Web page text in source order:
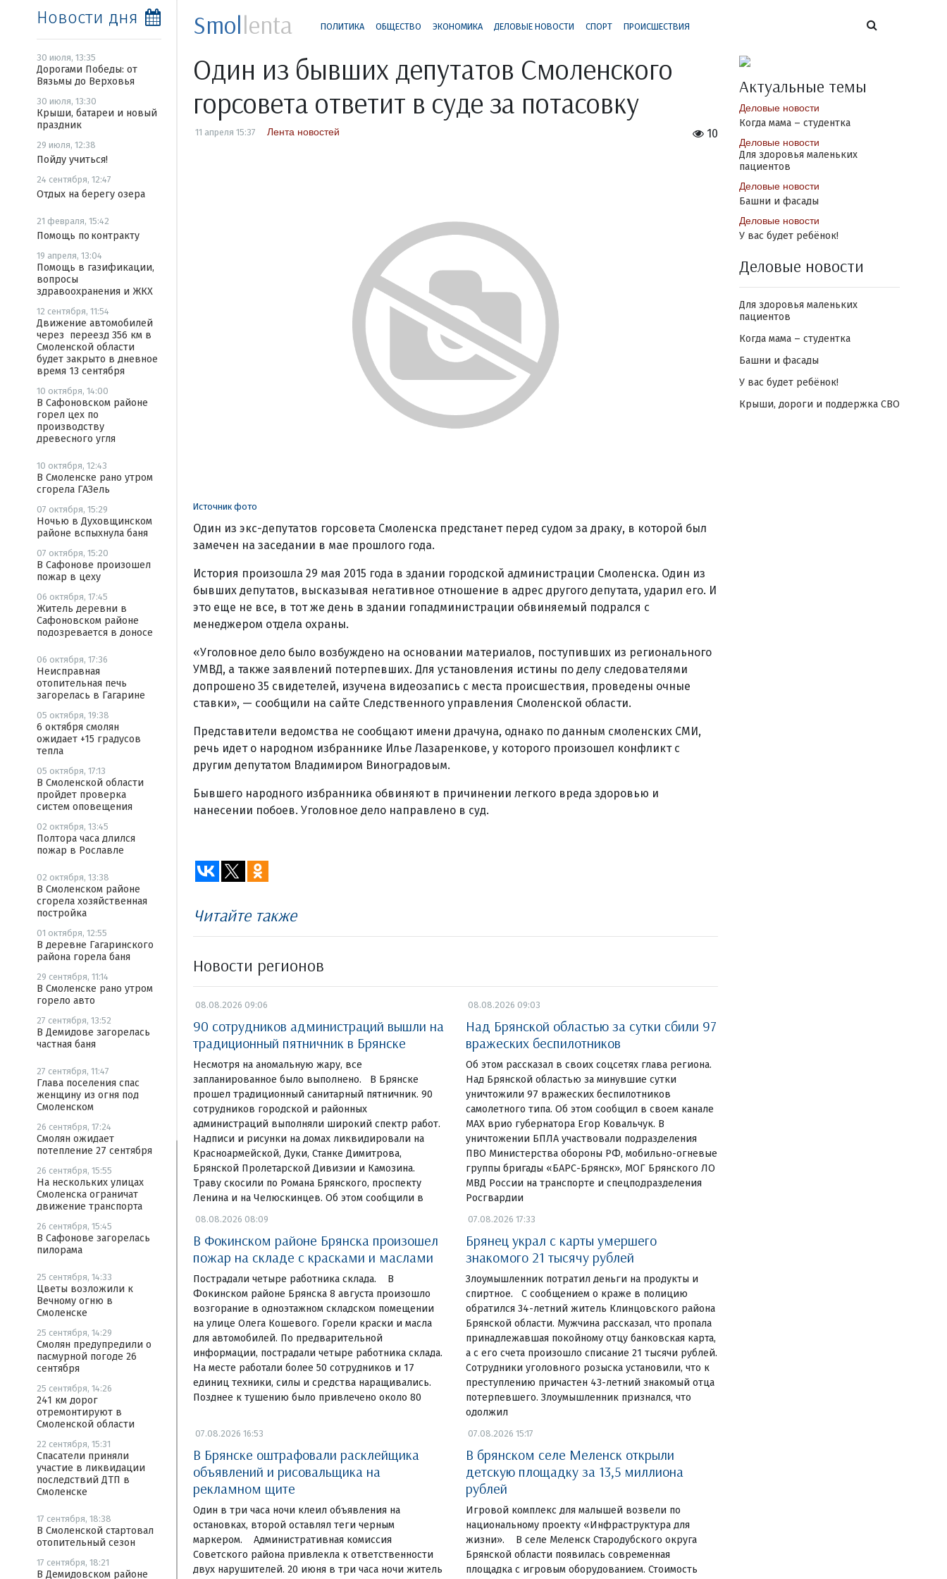
Новости дня
30 июля, 13:35
Дорогами Победы: от
Вязьмы до Верховья
30 июля, 13:30
Крыши, батареи и новый
праздник
29 июля, 12:38
Пойду учиться!
24 сентября, 12:47
Отдых на берегу озера
21 февраля, 15:42
Помощь по контракту
19 апреля, 13:04
Помощь в газификации,
вопросы
здравоохранения и ЖКХ
12 сентября, 11:54
Движение автомобилей
через переезд 356 км в
Смоленской области
будет закрыто в дневное
время 13 сентября
10 октября, 14:00
В Сафоновском районе
горел цех по
производству
древесного угля
10 октября, 12:43
В Смоленске рано утром
сгорела ГАЗель
07 октября, 15:29
Ночью в Духовщинском
районе вспыхнула баня
07 октября, 15:20
В Сафонове произошел
пожар в цеху
06 октября, 17:45
Житель деревни в
Сафоновском районе
подозревается в доносе
06 октября, 17:36
Неисправная
отопительная печь
загорелась в Гагарине
05 октября, 19:38
6 октября смолян
ожидает +15 градусов
тепла
05 октября, 17:13
В Смоленской области
пройдет проверка
систем оповещения
02 октября, 13:45
Полтора часа длился
пожар в Рославле
02 октября, 13:38
В Смоленском районе
сгорела хозяйственная
постройка
01 октября, 12:55
В деревне Гагаринского
района горела баня
29 сентября, 11:14
В Смоленске рано утром
горело авто
27 сентября, 13:52
В Демидове загорелась
частная баня
27 сентября, 11:47
Глава поселения спас
женщину из огня под
Смоленском
26 сентября, 17:24
Смолян ожидает
потепление 27 сентября
26 сентября, 15:55
На нескольких улицах
Смоленска ограничат
движение транспорта
26 сентября, 15:45
В Сафонове загорелась
пилорама
25 сентября, 14:33
Цветы возложили к
Вечному огню в
Смоленске
25 сентября, 14:29
Смолян предупредили о
пасмурной погоде 26
сентября
25 сентября, 14:26
241 км дорог
отремонтируют в
Смоленской области
22 сентября, 15:31
Спасатели приняли
участие в ликвидации
последствий ДТП в
Смоленске
17 сентября, 18:38
В Смоленской стартовал
отопительный сезон
17 сентября, 18:21
В Демидовском районе
Smollenta ПОЛИТИКА ОБЩЕСТВО ЭКОНОМИКА ДЕЛОВЫЕ НОВОСТИ СПОРТ ПРОИСШЕСТВИЯ
Один из бывших депутатов Смоленского
горсовета ответит в суде за потасовку
10
11 апреля 15:37 Лента новостей
Источник фото
Один из экс-депутатов горсовета Смоленска предстанет перед судом за драку, в которой был
замечен на заседании в мае прошлого года.
История произошла 29 мая 2015 года в здании городской администрации Смоленска. Один из
бывших депутатов, высказывая негативное отношение в адрес другого депутата, ударил его. И
это еще не все, в тот же день в здании гопадминистрации обвиняемый подрался с
менеджером отдела охраны.
«Уголовное дело было возбуждено на основании материалов, поступивших из регионального
УМВД, а также заявлений потерпевших. Для установления истины по делу следователями
допрошено 35 свидетелей, изучена видеозапись с места происшествия, проведены очные
ставки», — сообщили на сайте Следственного управления Смоленской области.
Представители ведомства не сообщают имени драчуна, однако по данным смоленских СМИ,
речь идет о народном избраннике Илье Лазаренкове, у которого произошел конфликт с
другим депутатом Владимиром Виноградовым.
Бывшего народного избранника обвиняют в причинении легкого вреда здоровью и
нанесении побоев. Уголовное дело направлено в суд.
Читайте также
Новости регионов
08.08.2026 09:06
90 сотрудников администраций вышли на
традиционный пятничник в Брянске
Несмотря на аномальную жару, все
запланированное было выполнено. В Брянске
прошел традиционный санитарный пятничник. 90
сотрудников городской и районных
администраций выполняли широкий спектр работ.
Надписи и рисунки на домах ликвидировали на
Красноармейской, Дуки, Станке Димитрова,
Брянской Пролетарской Дивизии и Камозина.
Траву скосили по Романа Брянского, проспекту
Ленина и на Челюскинцев. Об этом сообщили в
08.08.2026 09:03
Над Брянской областью за сутки сбили 97
вражеских беспилотников
Об этом рассказал в своих соцсетях глава региона.
Над Брянской областью за минувшие сутки
уничтожили 97 вражеских беспилотников
самолетного типа. Об этом сообщил в своем канале
МАХ врио губернатора Егор Ковальчук. В
уничтожении БПЛА участвовали подразделения
ПВО Министерства обороны РФ, мобильно-огневые
группы бригады «БАРС-Брянск», МОГ Брянского ЛО
МВД России на транспорте и спецподразделения
Росгвардии
08.08.2026 08:09
В Фокинском районе Брянска произошел
пожар на складе с красками и маслами
Пострадали четыре работника склада. В
Фокинском районе Брянска 8 августа произошло
возгорание в одноэтажном складском помещении
на улице Олега Кошевого. Горели краски и масла
для автомобилей. По предварительной
информации, пострадали четыре работника склада.
На месте работали более 50 сотрудников и 17
единиц техники, силы и средства наращивались.
Позднее к тушению было привлечено около 80
07.08.2026 17:33
Брянец украл с карты умершего
знакомого 21 тысячу рублей
Злоумышленник потратил деньги на продукты и
спиртное. С сообщением о краже в полицию
обратился 34-летний житель Клинцовского района
Брянской области. Мужчина рассказал, что пропала
принадлежавшая покойному отцу банковская карта,
а с его счета произошло списание 21 тысячи рублей.
Сотрудники уголовного розыска установили, что к
преступлению причастен 43-летний знакомый отца
потерпевшего. Злоумышленник признался, что
одолжил
07.08.2026 16:53
В Брянске оштрафовали расклейщика
объявлений и рисовальщика на
рекламном щите
Один в три часа ночи клеил объявления на
остановках, второй оставлял теги черным
маркером. Административная комиссия
Советского района привлекла к ответственности
двух нарушителей. 20 июня в три часа ночи житель
07.08.2026 15:17
В брянском селе Меленск открыли
детскую площадку за 13,5 миллиона
рублей
Игровой комплекс для малышей возвели по
национальному проекту «Инфраструктура для
жизни». В селе Меленск Стародубского округа
Брянской области появилась современная
площадка с игровым оборудованием. Стоимость
Актуальные темы
Деловые новости
Когда мама – студентка
Деловые новости
Для здоровья маленьких
пациентов
Деловые новости
Башни и фасады
Деловые новости
У вас будет ребёнок!
Деловые новости
Для здоровья маленьких
пациентов
Когда мама – студентка
Башни и фасады
У вас будет ребёнок!
Крыши, дороги и поддержка СВО